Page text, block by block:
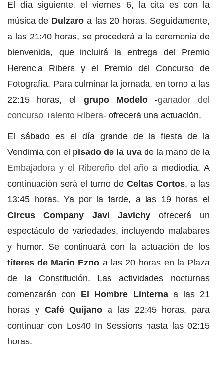
El día siguiente, el viernes 6, la cita es con la
música de Dulzaro a las 20 horas. Seguidamente,
a las 21:40 horas, se procederá a la ceremonia de
bienvenida, que incluirá la entrega del Premio
Herencia Ribera y el Premio del Concurso de
Fotografía. Para culminar la jornada, en torno a las
22:15 horas, el
grupo Modelo-ganador del
concurso Talento Ribera- ofrecerá una actuación.
El sábado es el día grande de la fiesta de la
Vendimia con el pisado de la uva de la mano de la
Embajadora y el Ribereño del año a mediodía. A
continuación será el turno de Celtas Cortos, a las
13:45 horas. Ya por la tarde, a las 19 horas el
Circus Company Javi Javichy ofrecerá un
espectáculo de variedades, incluyendo malabares
y humor. Se continuará con la actuación de los
títeres de Mario Ezno a las 20 horas en la Plaza
de la Constitución. Las actividades nocturnas
comenzarán con El Hombre Linternaa las 21
horas y Café Quijano a las 22:45 horas, para
continuar con Los40 In Sessions hasta las 02:15
horas.